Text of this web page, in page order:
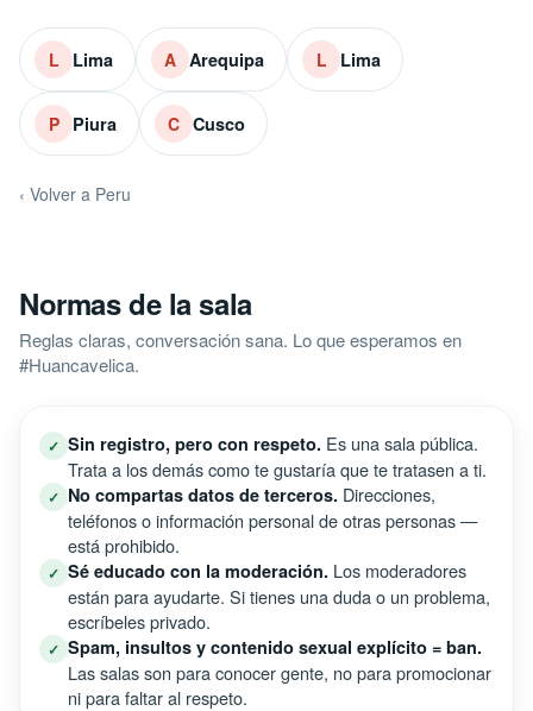
L Lima A Arequipa L Lima
P Piura C Cusco
‹ Volver a Peru
Normas de la sala
Reglas claras, conversación sana. Lo que esperamos en
#Huancavelica.
✓ Sin registro, pero con respeto. Es una sala pública.
Trata a los demás como te gustaría que te tratasen a ti.
✓ No compartas datos de terceros. Direcciones,
teléfonos o información personal de otras personas —
está prohibido.
✓ Sé educado con la moderación. Los moderadores
están para ayudarte. Si tienes una duda o un problema,
escríbeles privado.
✓ Spam, insultos y contenido sexual explícito = ban.
Las salas son para conocer gente, no para promocionar
ni para faltar al respeto.